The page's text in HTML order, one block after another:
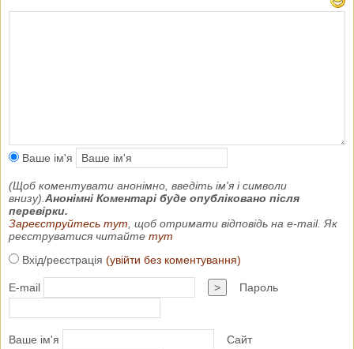
Ваше ім'я
(Щоб коментувати анонімно, введіть ім'я і символи
внизу). Анонімні Коментарі буде опубліковано після
перевірки.
Зареєструйтесь тут , щоб отримати відповідь на e-mail. Як
реєструватися читайте тут
Вхід/реєстрація (увійти без коментування)
E-mail > Пароль
Ваше ім'я Сайт